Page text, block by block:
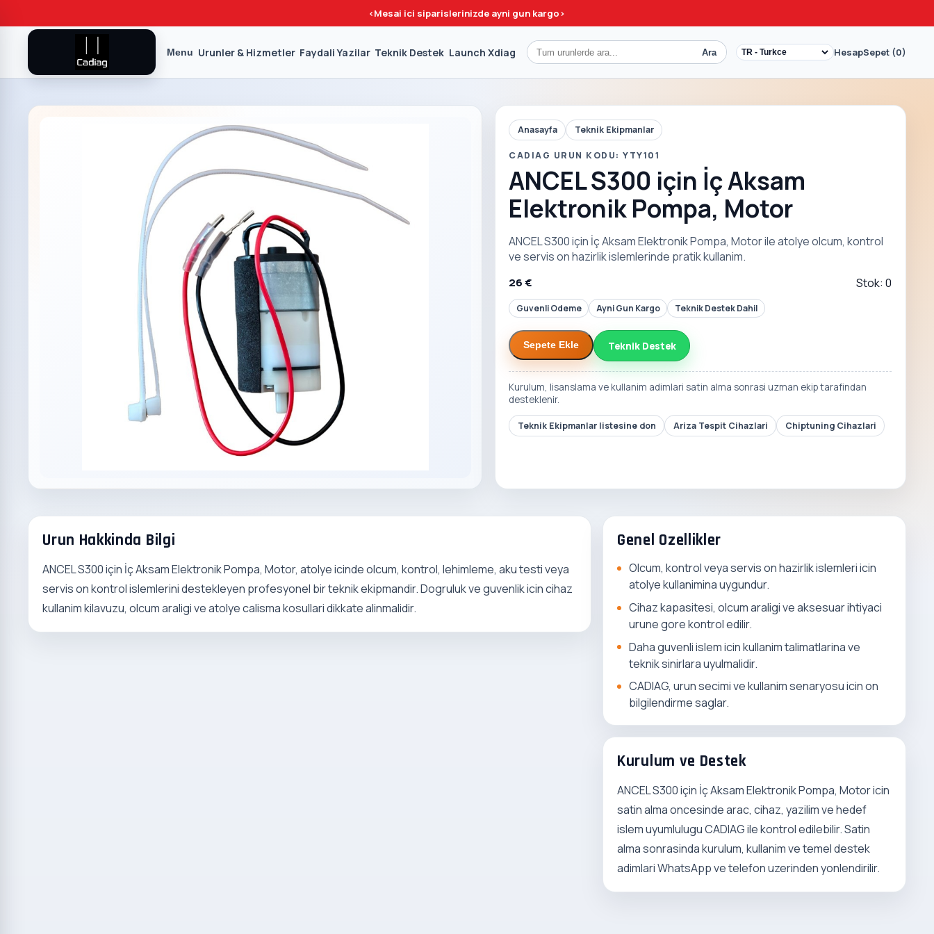
<Mesai ici siparislerinizde ayni gun kargo>
Menu Urunler & Hizmetler Faydali Yazilar Teknik Destek Launch Xdiag Ara HesapSepet (0)
Anasayfa Teknik Ekipmanlar
CADIAG URUN KODU: YTY101
ANCEL S300 için İç Aksam
Elektronik Pompa, Motor
ANCEL S300 için İç Aksam Elektronik Pompa, Motor ile atolye olcum, kontrol
ve servis on hazirlik islemlerinde pratik kullanim.
26 € Stok: 0
Guvenli Odeme Ayni Gun Kargo Teknik Destek Dahil
Sepete Ekle Teknik Destek
Kurulum, lisanslama ve kullanim adimlari satin alma sonrasi uzman ekip tarafindan
desteklenir.
Teknik Ekipmanlar listesine don Ariza Tespit Cihazlari Chiptuning Cihazlari
Urun Hakkinda Bilgi
ANCEL S300 için İç Aksam Elektronik Pompa, Motor, atolye icinde olcum, kontrol, lehimleme, aku testi veya
servis on kontrol islemlerini destekleyen profesyonel bir teknik ekipmandir. Dogruluk ve guvenlik icin cihaz
kullanim kilavuzu, olcum araligi ve atolye calisma kosullari dikkate alinmalidir.
Genel Ozellikler
Olcum, kontrol veya servis on hazirlik islemleri icin
atolye kullanimina uygundur.
Cihaz kapasitesi, olcum araligi ve aksesuar ihtiyaci
urune gore kontrol edilir.
Daha guvenli islem icin kullanim talimatlarina ve
teknik sinirlara uyulmalidir.
CADIAG, urun secimi ve kullanim senaryosu icin on
bilgilendirme saglar.
Kurulum ve Destek
ANCEL S300 için İç Aksam Elektronik Pompa, Motor icin
satin alma oncesinde arac, cihaz, yazilim ve hedef
islem uyumlulugu CADIAG ile kontrol edilebilir. Satin
alma sonrasinda kurulum, kullanim ve temel destek
adimlari WhatsApp ve telefon uzerinden yonlendirilir.